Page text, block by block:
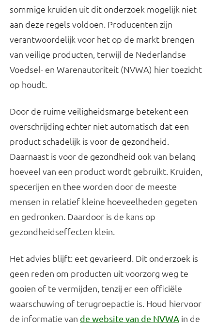
sommige kruiden uit dit onderzoek mogelijk niet
aan deze regels voldoen. Producenten zijn
verantwoordelijk voor het op de markt brengen
van veilige producten, terwijl de Nederlandse
Voedsel- en Warenautoriteit (NVWA) hier toezicht
op houdt.
Door de ruime veiligheidsmarge betekent een
overschrijding echter niet automatisch dat een
product schadelijk is voor de gezondheid.
Daarnaast is voor de gezondheid ook van belang
hoeveel van een product wordt gebruikt. Kruiden,
specerijen en thee worden door de meeste
mensen in relatief kleine hoeveelheden gegeten
en gedronken. Daardoor is de kans op
gezondheidseffecten klein.
Het advies blijft: eet gevarieerd. Dit onderzoek is
geen reden om producten uit voorzorg weg te
gooien of te vermijden, tenzij er een officiële
waarschuwing of terugroepactie is. Houd hiervoor
de informatie van de website van de NVWA in de